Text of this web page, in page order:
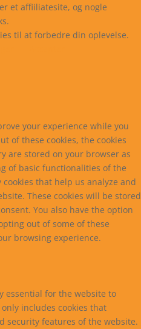
et affiiliatesite, og nogle
til at forbedre din oplevelse.
your experience while you
of these cookies, the cookies
are stored on your browser as
of basic functionalities of the
that help us analyze and
These cookies will be stored
You also have the option
out of some of these
browsing experience.
essential for the website to
includes cookies that
security features of the website.